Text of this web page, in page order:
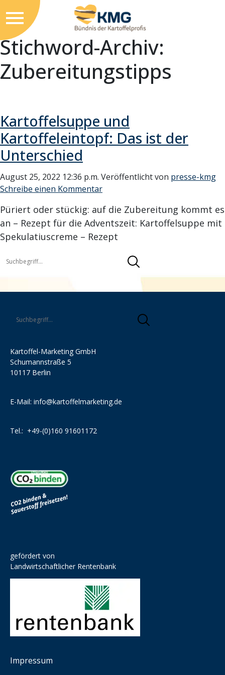
Stichword-Archiv:
Zubereitungstipps
Kartoffelsuppe und
Kartoffeleintopf: Das ist der
Unterschied
August 25, 2022 12:36 p.m. Veröffentlicht von presse-kmg
Schreibe einen Kommentar
Püriert oder stückig: auf die Zubereitung kommt es
an – Rezept für die Adventszeit: Kartoffelsuppe mit
Spekulatiuscreme – Rezept
Kartoffel-Marketing GmbH
Schumannstraße 5
10117 Berlin
E-Mail: info@kartoffelmarketing.de
Tel.: +49-(0)160 91601172
gefördert von
Landwirtschaftlicher Rentenbank
Impressum